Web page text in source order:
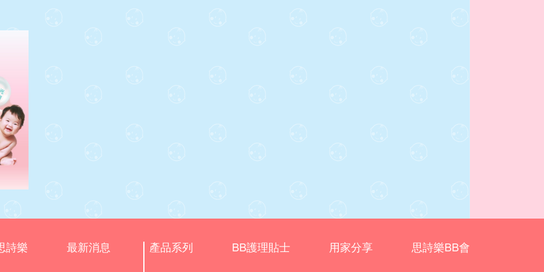
詩樂 最新消息 產品系列 BB護理貼士 用家分享 思詩樂BB會